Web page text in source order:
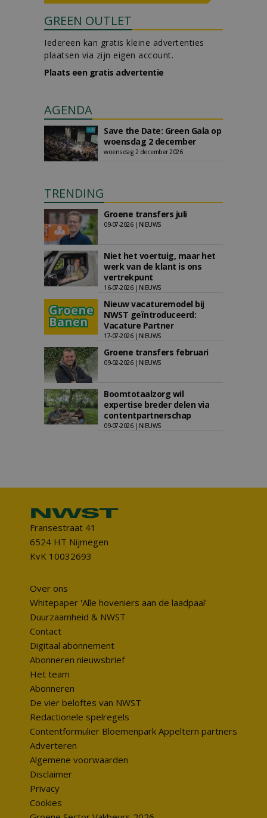
GREEN OUTLET
Iedereen kan gratis kleine advertenties
plaatsen via zijn eigen account.
Plaats een gratis advertentie
AGENDA
Save the Date: Green Gala op
woensdag 2 december
woensdag 2 december 2026
TRENDING
Groene transfers juli
09-07-2026 | NIEUWS
Niet het voertuig, maar het
werk van de klant is ons
vertrekpunt
16-07-2026 | NIEUWS
Nieuw vacaturemodel bij
NWST geïntroduceerd:
Vacature Partner
17-07-2026 | NIEUWS
Groene transfers februari
09-02-2026 | NIEUWS
Boomtotaalzorg wil
expertise breder delen via
contentpartnerschap
09-07-2026 | NIEUWS
Fransestraat 41
6524 HT Nijmegen
KvK 10032693
Over ons
Whitepaper 'Alle hoveniers aan de laadpaal'
Duurzaamheid & NWST
Contact
Digitaal abonnement
Abonneren nieuwsbrief
Het team
Abonneren
De vier beloftes van NWST
Redactionele spelregels
Contentformulier Bloemenpark Appeltern partners
Adverteren
Algemene voorwaarden
Disclaimer
Privacy
Cookies